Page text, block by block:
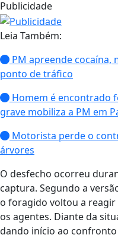
Publicidade
Leia Também:
PM apreende cocaína,
ponto de tráfico
Homem é encontrado
grave mobiliza a PM em
Motorista perde o
árvores
O desfecho ocorreu
captura. Segundo a
o foragido voltou a
os agentes. Diante da
dando início ao